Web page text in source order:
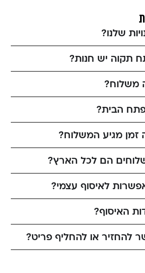
שלנו?
תקוה יש חנות?
משלוח?
הבית?
זמן מגיע המשלוח?
הם לכל הארץ?
לאיסוף עצמי?
האיסוף?
להחזיר או להחליף פריט?